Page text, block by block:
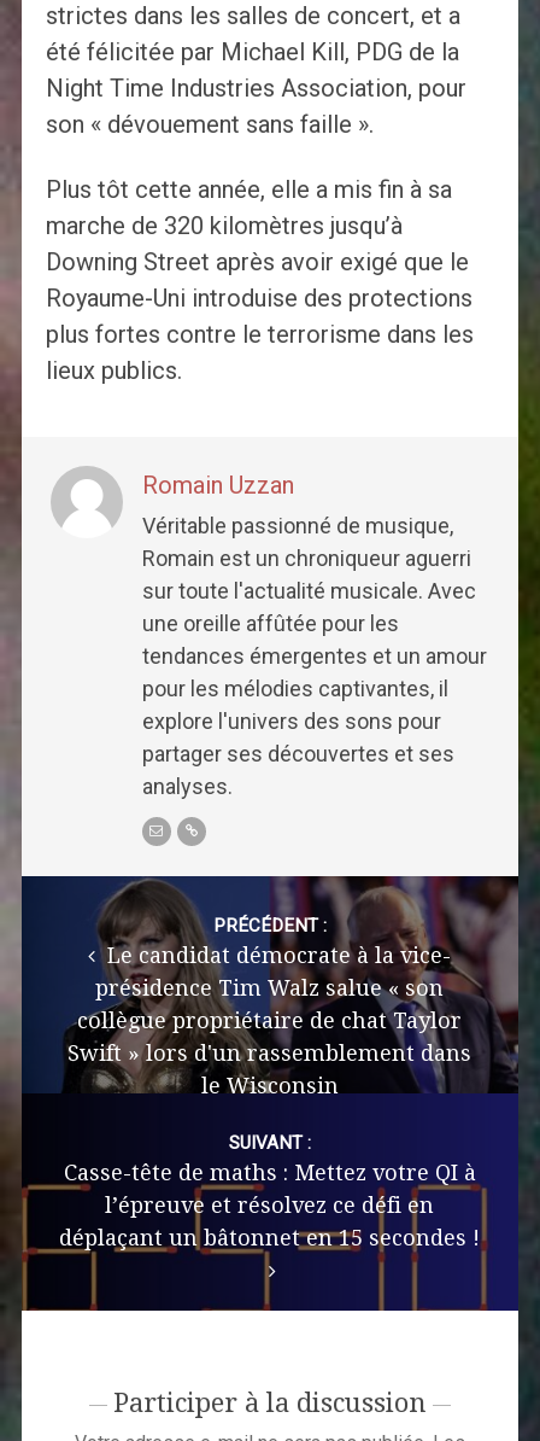
strictes dans les salles de concert, et a
été félicitée par Michael Kill, PDG de la
Night Time Industries Association, pour
son « dévouement sans faille ».
Plus tôt cette année, elle a mis fin à sa
marche de 320 kilomètres jusqu’à
Downing Street après avoir exigé que le
Royaume-Uni introduise des protections
plus fortes contre le terrorisme dans les
lieux publics.
Romain Uzzan
Véritable passionné de musique,
Romain est un chroniqueur aguerri
sur toute l'actualité musicale. Avec
une oreille affûtée pour les
tendances émergentes et un amour
pour les mélodies captivantes, il
explore l'univers des sons pour
partager ses découvertes et ses
analyses.
navigation
PRÉCÉDENT :
Le candidat démocrate à la vice-
présidence Tim Walz salue « son
collègue propriétaire de chat Taylor
Swift » lors d'un rassemblement dans
le Wisconsin
SUIVANT :
Casse-tête de maths : Mettez votre QI à
l’épreuve et résolvez ce défi en
déplaçant un bâtonnet en 15 secondes !
Participer à la discussion